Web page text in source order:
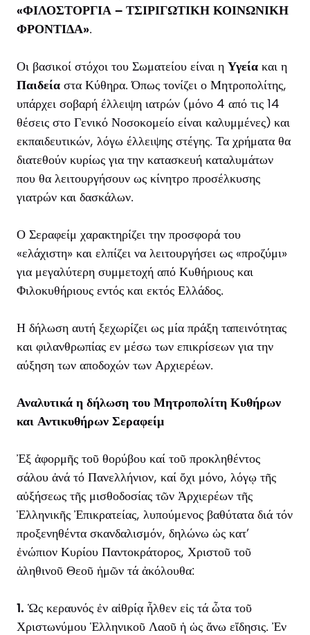
«ΦΙΛΟΣΤΟΡΓΙΑ – ΤΣΙΡΙΓΩΤΙΚΗ ΚΟΙΝΩΝΙΚΗ
ΦΡΟΝΤΙΔΑ».
Οι βασικοί στόχοι του Σωματείου είναι η Υγεία και η
Παιδεία στα Κύθηρα. Όπως τονίζει ο Μητροπολίτης,
υπάρχει σοβαρή έλλειψη ιατρών (μόνο 4 από τις 14
θέσεις στο Γενικό Νοσοκομείο είναι καλυμμένες) και
εκπαιδευτικών, λόγω έλλειψης στέγης. Τα χρήματα θα
διατεθούν κυρίως για την κατασκευή καταλυμάτων
που θα λειτουργήσουν ως κίνητρο προσέλκυσης
γιατρών και δασκάλων.
Ο Σεραφείμ χαρακτηρίζει την προσφορά του
«ελάχιστη» και ελπίζει να λειτουργήσει ως «προζύμι»
για μεγαλύτερη συμμετοχή από Κυθήριους και
Φιλοκυθήριους εντός και εκτός Ελλάδος.
Η δήλωση αυτή ξεχωρίζει ως μία πράξη ταπεινότητας
και φιλανθρωπίας εν μέσω των επικρίσεων για την
αύξηση των αποδοχών των Αρχιερέων.
Αναλυτικά η δήλωση του Μητροπολίτη Κυθήρων
και Αντικυθήρων Σεραφείμ
Ἐξ ἀφορμῆς τοῦ θορύβου καί τοῦ προκληθέντος
σάλου ἀνά τό Πανελλήνιον, καί ὄχι μόνο, λόγῳ τῆς
αὐξήσεως τῆς μισθοδοσίας τῶν Ἀρχιερέων τῆς
Ἑλληνικῆς Ἐπικρατείας, λυπούμενος βαθύτατα διά τόν
προξενηθέντα σκανδαλισμόν, δηλώνω ὡς κατ’
ἐνώπιον Κυρίου Παντοκράτορος, Χριστοῦ τοῦ
ἀληθινοῦ Θεοῦ ἡμῶν τά ἀκόλουθα:
1. Ὡς κεραυνός ἐν αἰθρίᾳ ἦλθεν εἰς τά ὦτα τοῦ
Χριστωνύμου Ἑλληνικοῦ Λαοῦ ἡ ὡς ἄνω εἴδησις. Ἐν